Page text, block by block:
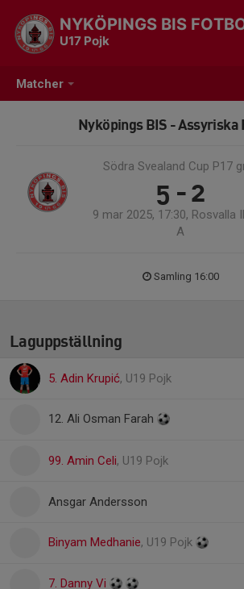
Matcher
NYKÖPINGS BIS
U17 Pojk
Nyköpings BIS - Assyriska
Södra Svealand Cup P17
5 - 2
9 mar 2025, 17:30, Rosvalla
A
Samling 16:00
Laguppställning
5. Adin Krupić, U19 Pojk
12. Ali Osman Farah
99. Amin Celi, U19 Pojk
Ansgar Andersson
Binyam Medhanie, U19 Pojk
7. Danny Vi